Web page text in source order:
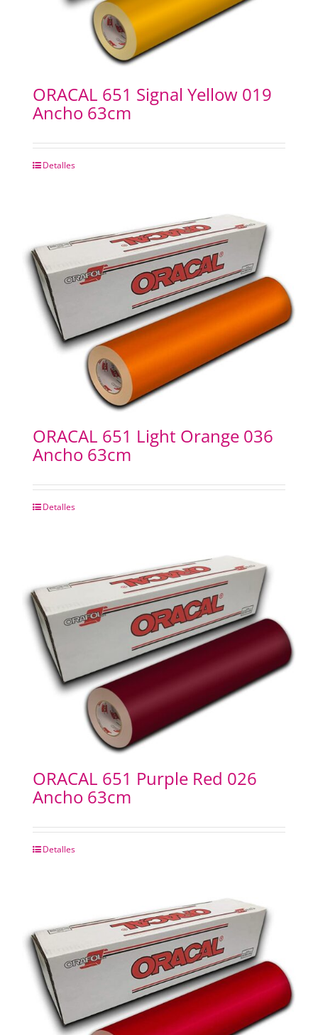
ORACAL 651 Signal Yellow 019
Ancho 63cm
Detalles
ORACAL 651 Light Orange 036
Ancho 63cm
Detalles
ORACAL 651 Purple Red 026
Ancho 63cm
Detalles